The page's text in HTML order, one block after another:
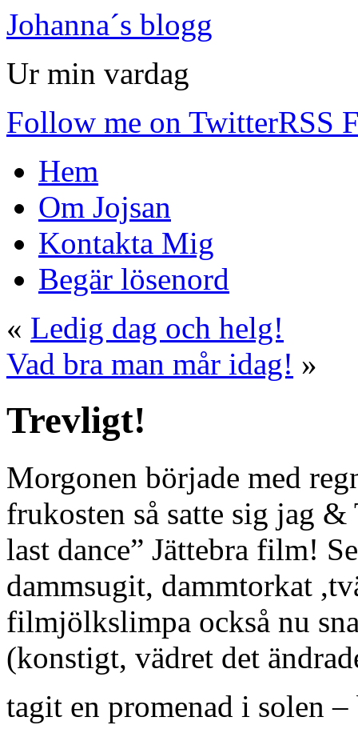
Johanna´s blogg
Ur min vardag
Follow me on TwitterRSS
Hem
Om Jojsan
Kontakta Mig
Begär lösenord
« Ledig dag och helg!
Vad bra man mår idag! »
Trevligt!
Morgonen började med
frukosten så satte sig jag
last dance” Jättebra film!
dammsugit, dammtorkat
filmjölkslimpa också nu
(konstigt, vädret det
tagit en promenad i solen